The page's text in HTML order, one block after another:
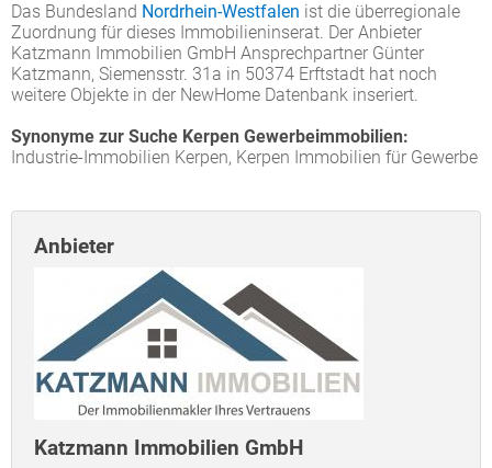
Das Bundesland Nordrhein-Westfalen ist die überregionale
Zuordnung für dieses Immobilieninserat. Der Anbieter
Katzmann Immobilien GmbH Ansprechpartner Günter
Katzmann, Siemensstr. 31a in 50374 Erftstadt hat noch
weitere Objekte in der NewHome Datenbank inseriert.
Synonyme zur Suche Kerpen Gewerbeimmobilien:
Industrie-Immobilien Kerpen, Kerpen Immobilien für Gewerbe
Anbieter
Katzmann Immobilien GmbH